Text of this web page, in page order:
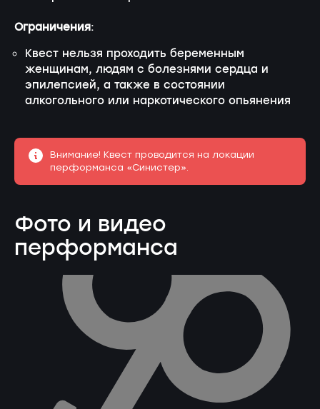
Ограничения:
Квест нельзя проходить беременным
женщинам, людям с болезнями сердца и
эпилепсией, а также в состоянии
алкогольного или наркотического опьянения
Внимание! Квест проводится на локации
перформанса «Синистер».
Фото и видео
перформанса